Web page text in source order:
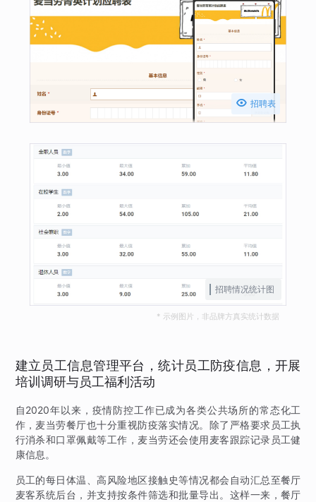
 招聘表
招聘情况统计图
* 示例图片，非品牌方真实统计数据
建立员工信息管理平台，统计员工防疫信息，开展
培训调研与员工福利活动
自2020年以来，疫情防控工作已成为各类公共场所的常态化工
作，麦当劳餐厅也十分重视防疫落实情况。除了严格要求员工执
行消杀和口罩佩戴等工作，麦当劳还会使用麦客跟踪记录员工健
康信息。
员工的每日体温、高风险地区接触史等情况都会自动汇总至餐厅
麦客系统后台，并支持按条件筛选和批量导出。这样一来，餐厅